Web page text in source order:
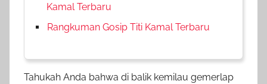
Kamal Terbaru
Rangkuman Gosip Titi Kamal Terbaru
Tahukah Anda bahwa di balik kemilau gemerlap